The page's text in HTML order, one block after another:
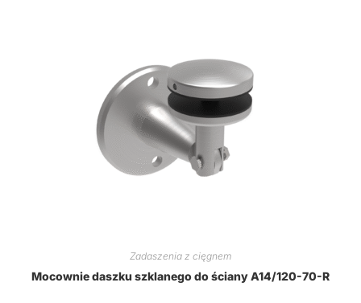
Zadaszenia z cięgnem
Mocownie daszku szklanego do ściany A14/120-70-R